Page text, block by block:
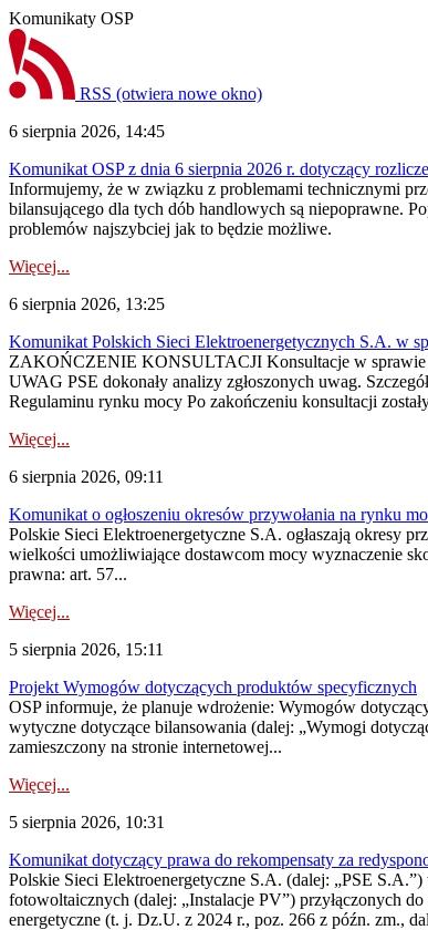
Komunikaty OSP
RSS (otwiera nowe okno)
6 sierpnia 2026, 14:45
Komunikat OSP z dnia 6 sierpnia 2026 r. dotyczący
Informujemy, że w związku z problemami technicznymi
bilansującego dla tych dób handlowych są niepoprawne.
problemów najszybciej jak to będzie możliwe.
Więcej...
6 sierpnia 2026, 13:25
Komunikat Polskich Sieci Elektroenergetycznych S.A. w
ZAKOŃCZENIE KONSULTACJI Konsultacje w
UWAG PSE dokonały analizy zgłoszonych uwag.
Regulaminu rynku mocy Po zakończeniu konsultacji
Więcej...
6 sierpnia 2026, 09:11
Komunikat o ogłoszeniu okresów przywołania na rynku
Polskie Sieci Elektroenergetyczne S.A. ogłaszają okresy
wielkości umożliwiające dostawcom mocy wyznaczenie
prawna: art. 57...
Więcej...
5 sierpnia 2026, 15:11
Projekt Wymogów dotyczących produktów specyficznych
OSP informuje, że planuje wdrożenie: Wymogów
wytyczne dotyczące bilansowania (dalej: „Wymogi
zamieszczony na stronie internetowej...
Więcej...
5 sierpnia 2026, 10:31
Komunikat dotyczący prawa do rekompensaty za
Polskie Sieci Elektroenergetyczne S.A. (dalej: „PSE
fotowoltaicznych (dalej: „Instalacje PV”) przyłączonych
energetyczne (t. j. Dz.U. z 2024 r., poz. 266 z późn. zm.,